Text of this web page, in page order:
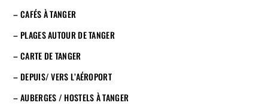
– CAFÉS À TANGER
– PLAGES AUTOUR DE TANGER
– CARTE DE TANGER
– DEPUIS/ VERS L’AÉROPORT
– AUBERGES / HOSTELS À TANGER